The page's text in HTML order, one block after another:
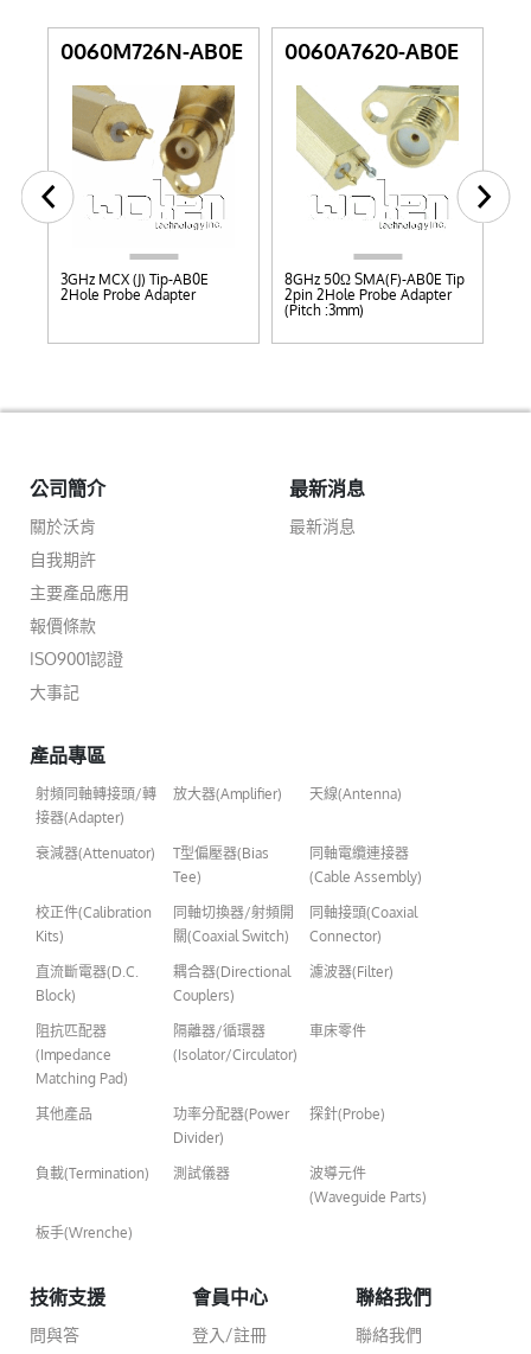
0060M726N-AB0E
3GHz MCX (J) Tip-AB0E
2Hole Probe Adapter
0060A7620-AB0E
8GHz 50Ω SMA(F)-AB0E Tip
2pin 2Hole Probe Adapter
(Pitch :3mm)
公司簡介
關於沃肯
自我期許
主要產品應用
報價條款
ISO9001認證
大事記
最新消息
最新消息
產品專區
射頻同軸轉接頭/轉
接器(Adapter)
放大器(Amplifier) 天線(Antenna)
衰減器(Attenuator)
T型偏壓器(Bias
Tee)
同軸電纜連接器
(Cable Assembly)
校正件(Calibration
Kits)
同軸切換器/射頻開
關(Coaxial Switch)
同軸接頭(Coaxial
Connector)
直流斷電器(D.C.
Block)
耦合器(Directional
Couplers)
濾波器(Filter)
阻抗匹配器
(Impedance
Matching Pad)
隔離器/循環器
(Isolator/Circulator)
車床零件
其他產品
功率分配器(Power
Divider)
探針(Probe)
負載(Termination) 測試儀器
波導元件
(Waveguide Parts)
板手(Wrenche)
技術支援
問與答
會員中心
登入/註冊
聯絡我們
聯絡我們